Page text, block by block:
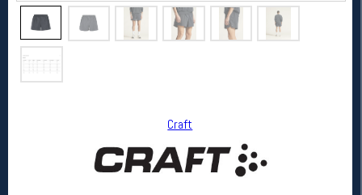
Craft
Craft